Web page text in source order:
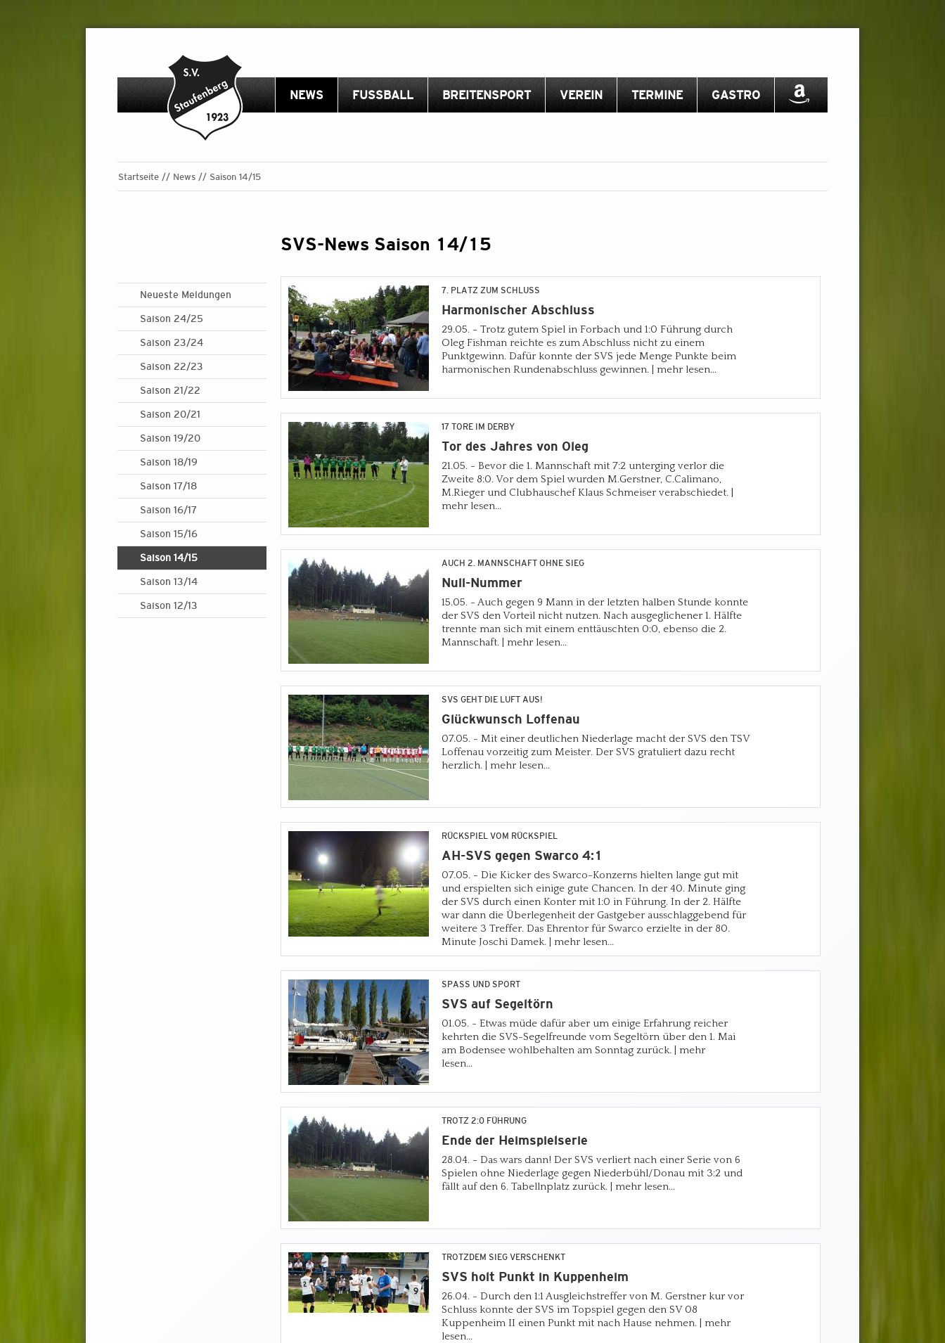
NEWS FUSSBALL BREITENSPORT VEREIN TERMINE GASTRO
Startseite News Saison 14/15
Neueste Meldungen
Saison 24/25
Saison 23/24
Saison 22/23
Saison 21/22
Saison 20/21
Saison 19/20
Saison 18/19
Saison 17/18
Saison 16/17
Saison 15/16
Saison 14/15
Saison 13/14
Saison 12/13
SVS-News Saison 14/15
7. PLATZ ZUM SCHLUSS
Harmonischer Abschluss
29.05. - Trotz gutem Spiel in Forbach und 1:0 Führung durch
Oleg Fishman reichte es zum Abschluss nicht zu einem
Punktgewinn. Dafür konnte der SVS jede Menge Punkte beim
harmonischen Rundenabschluss gewinnen. | mehr lesen...
17 TORE IM DERBY
Tor des Jahres von Oleg
21.05. - Bevor die 1. Mannschaft mit 7:2 unterging verlor die
Zweite 8:0. Vor dem Spiel wurden M.Gerstner, C.Calimano,
M.Rieger und Clubhauschef Klaus Schmeiser verabschiedet. |
mehr lesen...
AUCH 2. MANNSCHAFT OHNE SIEG
Null-Nummer
15.05. - Auch gegen 9 Mann in der letzten halben Stunde konnte
der SVS den Vorteil nicht nutzen. Nach ausgeglichener 1. Hälfte
trennte man sich mit einem enttäuschten 0:0, ebenso die 2.
Mannschaft. | mehr lesen...
SVS GEHT DIE LUFT AUS!
Glückwunsch Loffenau
07.05. - Mit einer deutlichen Niederlage macht der SVS den TSV
Loffenau vorzeitig zum Meister. Der SVS gratuliert dazu recht
herzlich. | mehr lesen...
RÜCKSPIEL VOM RÜCKSPIEL
AH-SVS gegen Swarco 4:1
07.05. - Die Kicker des Swarco-Konzerns hielten lange gut mit
und erspielten sich einige gute Chancen. In der 40. Minute ging
der SVS durch einen Konter mit 1:0 in Führung. In der 2. Hälfte
war dann die Überlegenheit der Gastgeber ausschlaggebend für
weitere 3 Treffer. Das Ehrentor für Swarco erzielte in der 80.
Minute Joschi Damek. | mehr lesen...
SPASS UND SPORT
SVS auf Segeltörn
01.05. - Etwas müde dafür aber um einige Erfahrung reicher
kehrten die SVS-Segelfreunde vom Segeltörn über den 1. Mai
am Bodensee wohlbehalten am Sonntag zurück. | mehr
lesen...
TROTZ 2:0 FÜHRUNG
Ende der Heimspielserie
28.04. - Das wars dann! Der SVS verliert nach einer Serie von 6
Spielen ohne Niederlage gegen Niederbühl/Donau mit 3:2 und
fällt auf den 6. Tabellnplatz zurück. | mehr lesen...
TROTZDEM SIEG VERSCHENKT
SVS holt Punkt in Kuppenheim
26.04. - Durch den 1:1 Ausgleichstreffer von M. Gerstner kur vor
Schluss konnte der SVS im Topspiel gegen den SV 08
Kuppenheim II einen Punkt mit nach Hause nehmen. | mehr
lesen...